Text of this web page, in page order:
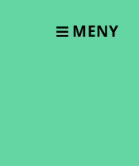
MENY